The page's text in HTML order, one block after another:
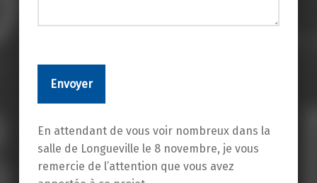
champ
vide.
En attendant de vous voir nombreux dans la
salle de Longueville le 8 novembre, je vous
remercie de l’attention que vous avez